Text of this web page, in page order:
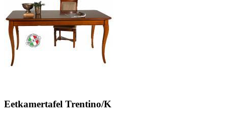
Eetkamertafel Trentino/K